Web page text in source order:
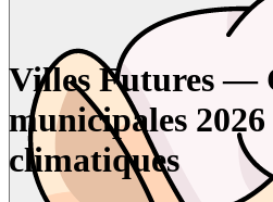
Villes Futures —
municipales
climatiques